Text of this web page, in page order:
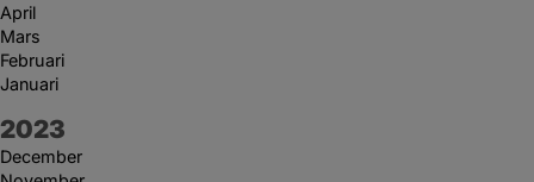
April
Mars
Februari
Januari
År:
2023
December